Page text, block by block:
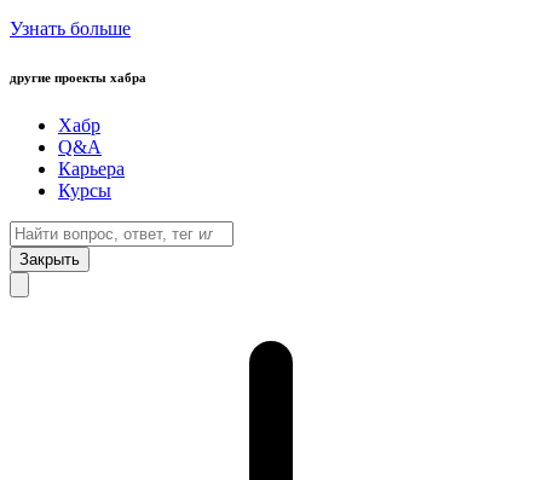
Узнать больше
другие проекты хабра
Хабр
Q&A
Карьера
Курсы
Закрыть